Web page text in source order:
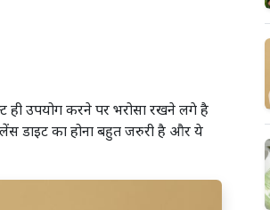
ही उपयोग करने पर भरोसा रखने लगे है
डाइट का होना बहुत जरुरी है और ये